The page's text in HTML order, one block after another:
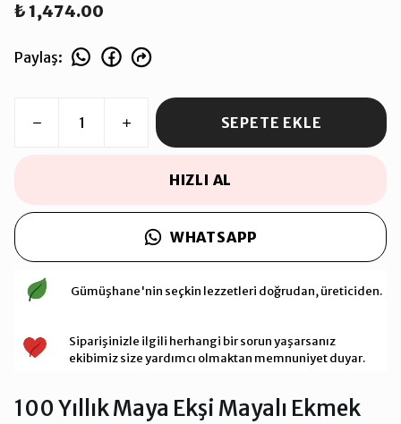
₺ 1,474.00
Paylaş:
SEPETE EKLE
HIZLI AL
WHATSAPP
Gümüşhane'nin seçkin lezzetleri doğrudan, üreticiden.
Siparişinizle ilgili herhangi bir sorun yaşarsanız
ekibimiz size yardımcı olmaktan memnuniyet duyar.
100 Yıllık Maya Ekşi Mayalı Ekmek